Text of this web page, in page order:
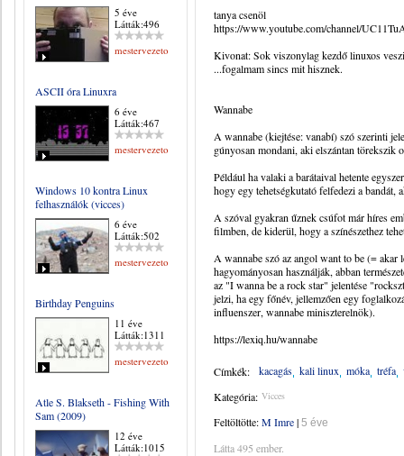
5 éve
Látták:496
mestervezeto
ASCII óra Linuxra
6 éve
Látták:467
mestervezeto
Windows 10 kontra Linux
felhasználók (vicces)
6 éve
Látták:502
mestervezeto
Birthday Penguins
11 éve
Látták:1311
mestervezeto
Atle S. Blakseth - Fishing With
Sam (2009)
12 éve
Látták:1015
tanya csenöl
https://www.youtube.com/channel/
Kivonat: Sok viszonylag kezdő linuxos
...fogalmam sincs mit hisznek.
Wannabe
A wannabe (kiejtése: vanabí) szó szerinti
gúnyosan mondani, aki elszántan törekszik
Például ha valaki a barátaival hetente
hogy egy tehetségkutató felfedezi a bandát,
A szóval gyakran űznek csúfot már híres
filmben, de kiderül, hogy a színészethez
A wannabe szó az angol want to be (= akar
hagyományosan használják, abban
az "I wanna be a rock star" jelentése
jelzi, ha egy főnév, jellemzően egy
influenszer, wannabe miniszterelnök).
https://lexiq.hu/wannabe
Címkék: kacagás kali linux móka tréfa
Kategória: Vicces
Feltöltötte:M Imre| 5 éve
Látta 495 ember.